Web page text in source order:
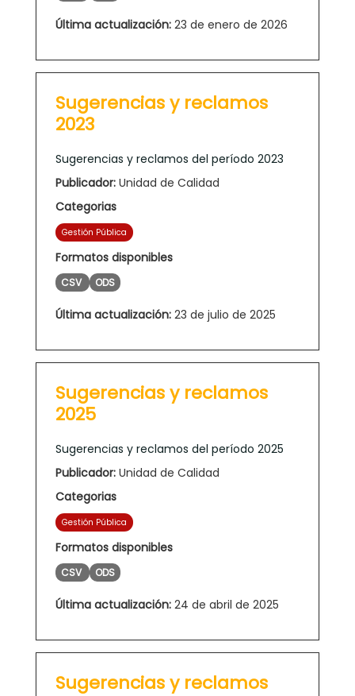
Última actualización: 23 de enero de 2026
Sugerencias y reclamos
2023
Sugerencias y reclamos del período 2023
Publicador: Unidad de Calidad
Categorias
Gestión Pública
Formatos disponibles
CSV ODS
Última actualización: 23 de julio de 2025
Sugerencias y reclamos
2025
Sugerencias y reclamos del período 2025
Publicador: Unidad de Calidad
Categorias
Gestión Pública
Formatos disponibles
CSV ODS
Última actualización: 24 de abril de 2025
Sugerencias y reclamos